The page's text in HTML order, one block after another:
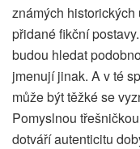
známých
přidané fikční
budou hledat
jmenují jinak. A v té
může být těžké se
Pomyslnou
dotváří autenticitu